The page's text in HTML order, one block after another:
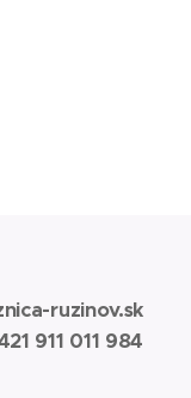
ruzinov.sk
911 011 984